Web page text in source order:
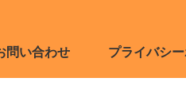
問い合わせ プライバシ